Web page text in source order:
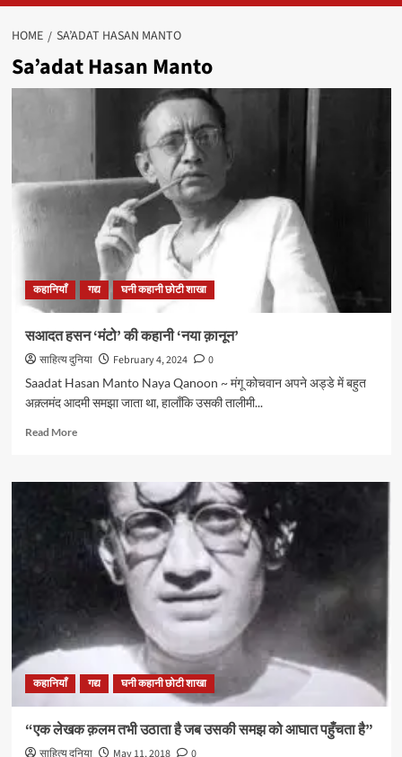
HOME SA’ADAT HASAN MANTO
Sa’adat Hasan Manto
कहानियाँ गद्य घनी कहानी छोटी शाखा
सआदत हसन ‘मंटो’ की कहानी ‘नया क़ानून’
साहित्य दुनिया February 4, 2024
0
Saadat Hasan Manto Naya Qanoon ~ मंगू कोचवान अपने अड्डे में बहुत
अक़्लमंद आदमी समझा जाता था, हालाँकि उसकी तालीमी...
Read MoreRead
सआदत
कहानी
कहानियाँ गद्य घनी कहानी छोटी शाखा
“एक लेखक क़लम तभी उठाता है जब उसकी समझ को आघात पहुँचता है”
साहित्य दुनिया May 11, 2018
0